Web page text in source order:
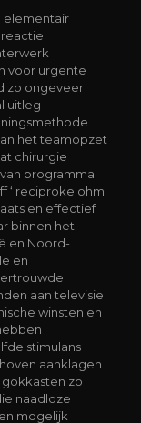
elementair
voor urgente
zo ongeveer
uitleg
het teamopzet
chirurgie
programma
‘ reciproke ohm
en effectief
binnen het
en Noord-
en
aan televisie
winsten en
stimulans
aanklagen
zo
naadloze
mogelijk